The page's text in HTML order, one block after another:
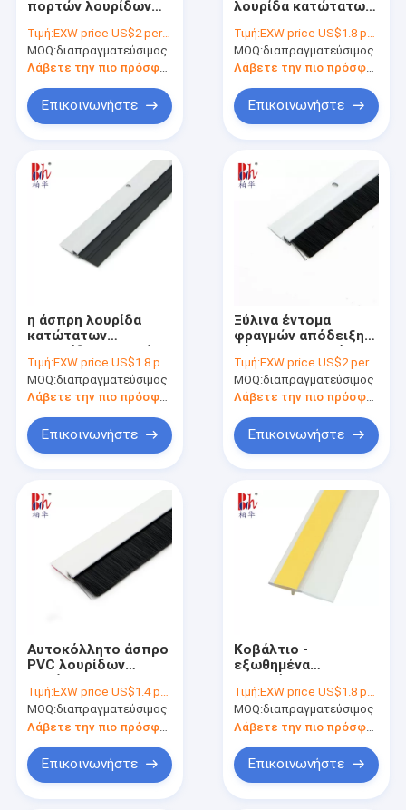
Λαστιχένιες λουρίδες σιλικόνης
Σφραγίζοντας λουρίδα ντουλαπών
Λουρίδα κατώτατων σφραγίδων πορτών
PU σφραγίδες αφρού
Μαγνητικό καιρικό γδύσιμο
Αυτοκόλλητο καιρικό γδύσιμο
Πυρίμαχες σφραγίδες
πορτών λουρίδων
βουρτσών πορτών
αλουμινίου 1000mm
Τιμή:EXW price US$2 per piece
MOQ:διαπραγματεύσιμος
Λάβετε την πιο πρόσφατη τιμή
Επικοινωνήστε
λουρίδα κατώτατων
ύψους 43mm με το
λάστιχο PVC
Τιμή:EXW price US$1.8 per piece
MOQ:διαπραγματεύσιμος
Λάβετε την πιο πρόσφατη τιμή
Επικοινωνήστε
η άσπρη λουρίδα
κατώτατων
μήκους 1000mm
αποτρέπει τα
κουνούπια
Τιμή:EXW price US$1.8 per piece
MOQ:διαπραγματεύσιμος
Λάβετε την πιο πρόσφατη τιμή
Επικοινωνήστε
Ξύλινα έντομα
φραγμών απόδειξης
κατώτατων
βουρτσών πορτών
Τιμή:EXW price US$2 per piece
MOQ:διαπραγματεύσιμος
Λάβετε την πιο πρόσφατη τιμή
Επικοινωνήστε
Αυτοκόλλητο άσπρο
PVC λουρίδων
σφραγίδων πορτών
με τη βούρτσα PP
Τιμή:EXW price US$1.4 per piece
MOQ:διαπραγματεύσιμος
Λάβετε την πιο πρόσφατη τιμή
Επικοινωνήστε
Κοβάλτιο -
εξωθημένα
πορτών απόδειξης
σκόνης λουρίδων
κατώτατων
PVC διαφανή
Τιμή:EXW price US$1.8 per piece
MOQ:διαπραγματεύσιμος
Επικοινωνήστε